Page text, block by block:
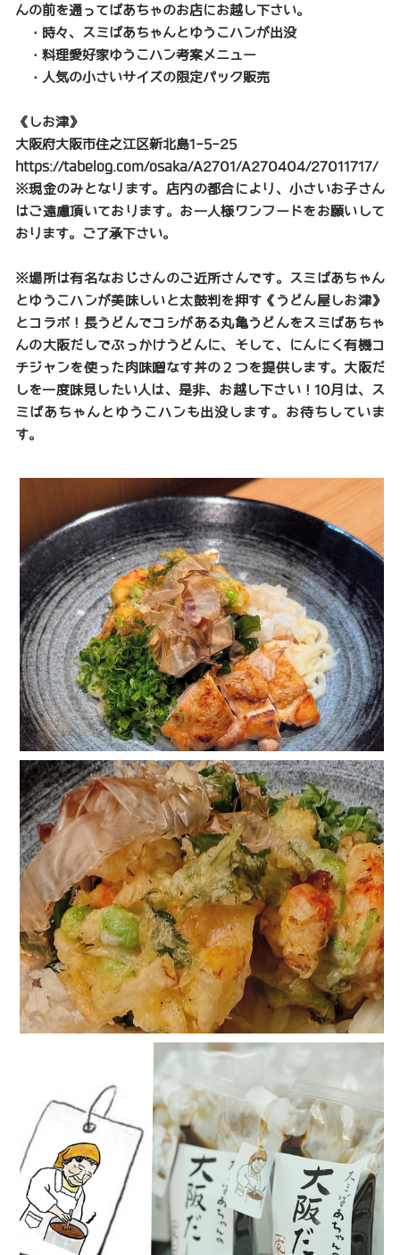
んの前を通ってばあちゃのお店にお越し下さい。
▶︎・時々、スミばあちゃんとゆうこハンが出没
・料理愛好家ゆうこハン考案メニュー
▶︎・人気の小さいサイズの限定パック販売
《しお津》
大阪府大阪市住之江区新北島1-5-25
https://tabelog.com/osaka/A2701/A270404/27011717/
※現金のみとなります。店内の都合により、小さいお子さん
はご遠慮頂いております。お一人様ワンフードをお願いして
おります。ご了承下さい。
※場所は有名なおじさんのご近所さんです。スミばあちゃん
とゆうこハンが美味しいと太鼓判を押す《うどん屋しお津》
とコラボ！長うどんでコシがある丸亀うどんをスミばあちゃ
んの大阪だしでぶっかけうどんに、そして、にんにく有機コ
チジャンを使った肉味噌なす丼の２つを提供します。大阪だ
しを一度味見したい人は、是非、お越し下さい！10月は、ス
ミばあちゃんとゆうこハンも出没します。お待ちしていま
す。